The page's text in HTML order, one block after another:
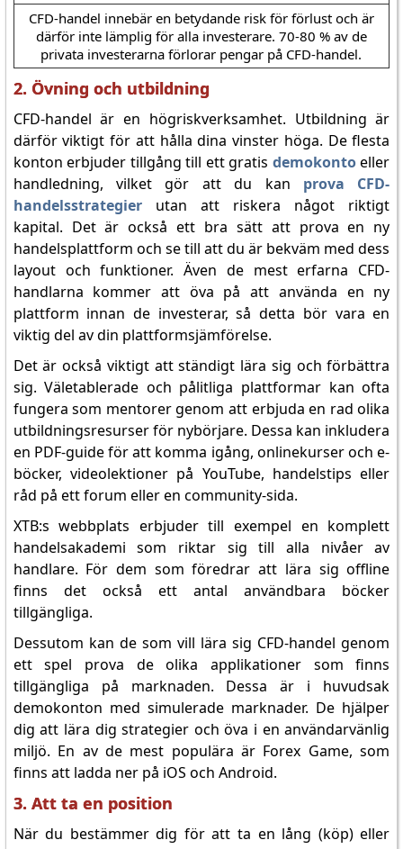
CFD-handel innebär en betydande risk för förlust och är
därför inte lämplig för alla investerare. 70-80 % av de
privata investerarna förlorar pengar på CFD-handel.
2. Övning och utbildning
CFD-handel är en högriskverksamhet. Utbildning är
därför viktigt för att hålla dina vinster höga. De flesta
konton erbjuder tillgång till ett gratis demokontoeller
handledning, vilket gör att du kan prova CFD-
handelsstrategierutan att riskera något riktigt
kapital. Det är också ett bra sätt att prova en ny
handelsplattform och se till att du är bekväm med dess
layout och funktioner. Även de mest erfarna CFD-
handlarna kommer att öva på att använda en ny
plattform innan de investerar, så detta bör vara en
viktig del av din plattformsjämförelse.
Det är också viktigt att ständigt lära sig och förbättra
sig. Väletablerade och pålitliga plattformar kan ofta
fungera som mentorer genom att erbjuda en rad olika
utbildningsresurser för nybörjare. Dessa kan inkludera
en PDF-guide för att komma igång, onlinekurser och e-
böcker, videolektioner på YouTube, handelstips eller
råd på ett forum eller en community-sida.
XTB:s webbplats erbjuder till exempel en komplett
handelsakademi som riktar sig till alla nivåer av
handlare. För dem som föredrar att lära sig offline
finns det också ett antal användbara böcker
tillgängliga.
Dessutom kan de som vill lära sig CFD-handel genom
ett spel prova de olika applikationer som finns
tillgängliga på marknaden. Dessa är i huvudsak
demokonton med simulerade marknader. De hjälper
dig att lära dig strategier och öva i en användarvänlig
miljö. En av de mest populära är Forex Game, som
finns att ladda ner på iOS och Android.
3. Att ta en position
När du bestämmer dig för att ta en lång (köp) eller